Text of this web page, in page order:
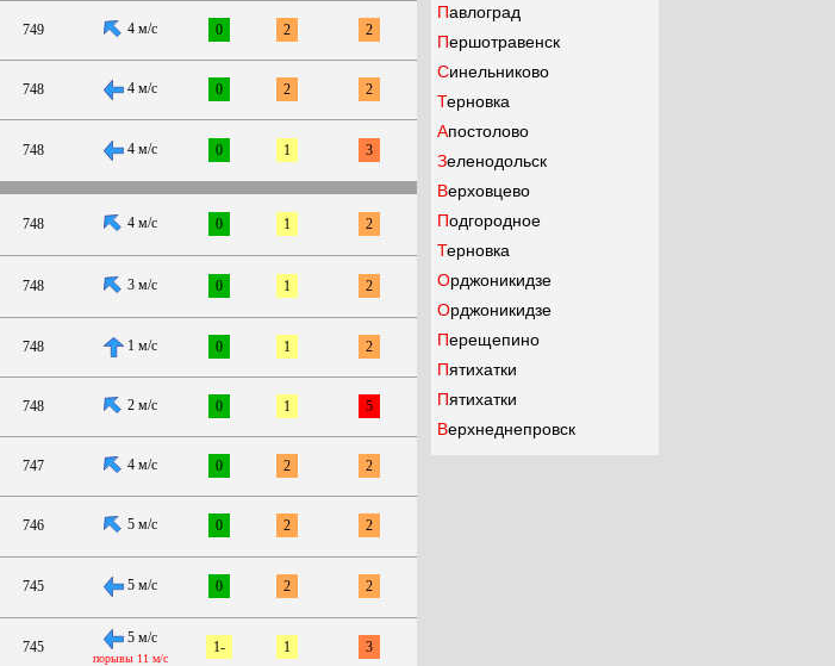
749 4 м/с 0 2 2
748 4 м/с 0 2 2
748 4 м/с 0 1 3
748 4 м/с 0 1 2
748 3 м/с 0 1 2
748 1 м/с 0 1 2
748 2 м/с 0 1 5
747 4 м/с 0 2 2
746 5 м/с 0 2 2
745 5 м/с 0 2 2
745
5 м/с
порывы 11 м/с
1- 1 3
Павлоград
Першотравенск
Синельниково
Терновка
Апостолово
Зеленодольск
Верховцево
Подгородное
Терновка
Орджоникидзе
Орджоникидзе
Перещепино
Пятихатки
Пятихатки
Верхнеднепровск